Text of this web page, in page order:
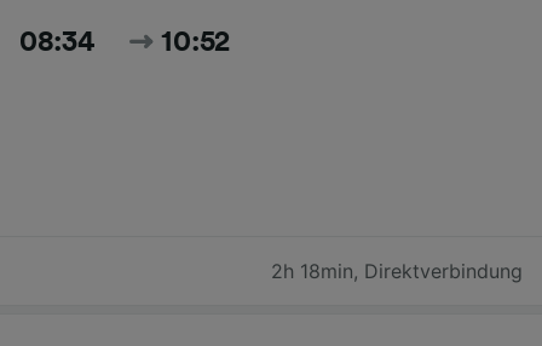
08:34 10:52
2h 18min, Direktverbindung